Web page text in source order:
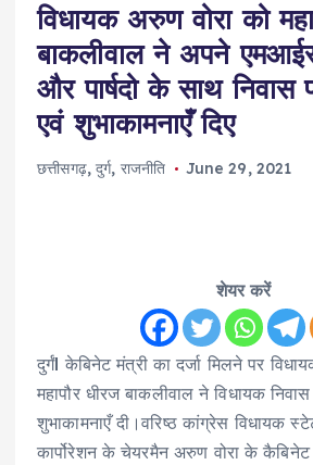
विधायक अरुण वोरा को
बाकलीवाल ने अपने
और पार्षदो के साथ निवास
एवं शुभाकामनाएँ दिए
छत्तीसगढ़,दुर्ग, राजनीति June 29, 2021
शेयर करें
दुर्गंl केबिनेट मंत्री का दर्जा मिलने पर
महापौर धीरज बाकलीवाल ने विधायक
शुभाकामनाएँ दी।वरिष्ठ कांग्रेस विधायक
कार्पोरेशन के चेयरमैन अरुण वोरा के कैबिनेट